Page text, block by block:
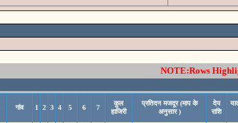
NOTE:Rows
गांव 1 2 3 4 5 6 7
कुल
हाजिरी
प्रतिदन मजदूर (माप के
अनुसार )
देय
राशि